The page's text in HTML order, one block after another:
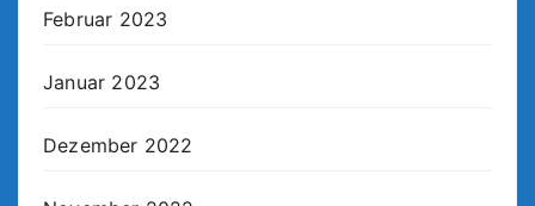
Februar 2023
Januar 2023
Dezember 2022